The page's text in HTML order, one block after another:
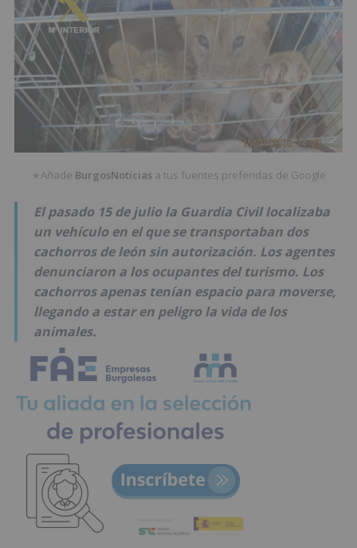
★Añade BurgosNoticias a tus fuentes preferidas de Google
El pasado 15 de julio la Guardia Civil localizaba
un vehículo en el que se transportaban dos
cachorros de león sin autorización. Los agentes
denunciaron a los ocupantes del turismo. Los
cachorros apenas tenían espacio para moverse,
llegando a estar en peligro la vida de los
animales.